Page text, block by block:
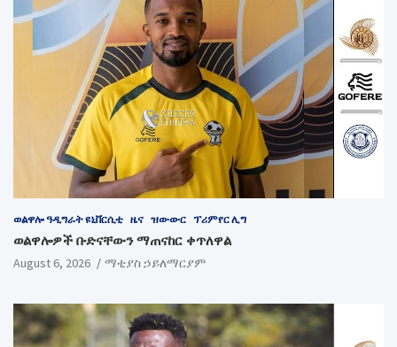
ወልዋሎ ዓዲግራት ዩኒቨርሲቲ ዜና ዝውውር ፕሪምየር ሊግ
ወልዋሎዎች ቡድናቸውን ማጠናከር ቀጥለዋል
August 6, 2026 ማቲያስ ኃይለማርያም